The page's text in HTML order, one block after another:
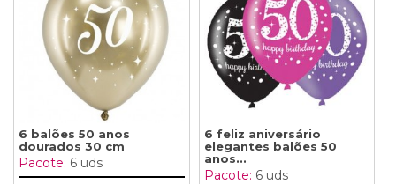
6 balões 50 anos
dourados 30 cm
Pacote: 6 uds
6 feliz aniversário
elegantes balões 50
anos...
Pacote: 6 uds